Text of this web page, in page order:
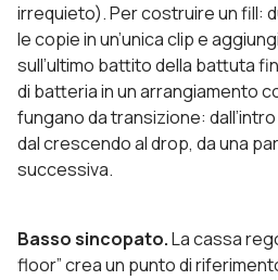
irrequieto). Per costruire un fill:
le copie in un’unica clip e
sull’ultimo battito della battuta
di batteria in un arrangiamento
fungano da transizione:
dal crescendo al drop, da una
successiva.
Basso sincopato.La cassa
floor” crea un punto di